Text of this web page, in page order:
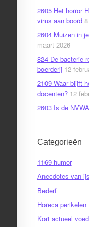
2605 Het horror
virus aan boord
2604 Muizen in
maart 2026
824 De bacterie
boerderij 12
2109 Waar blijft
docenten? 12
2603 Is de
Categorieën
1169 humor
Anecdotes van
Bederf
Horeca perikelen
Kort actueel